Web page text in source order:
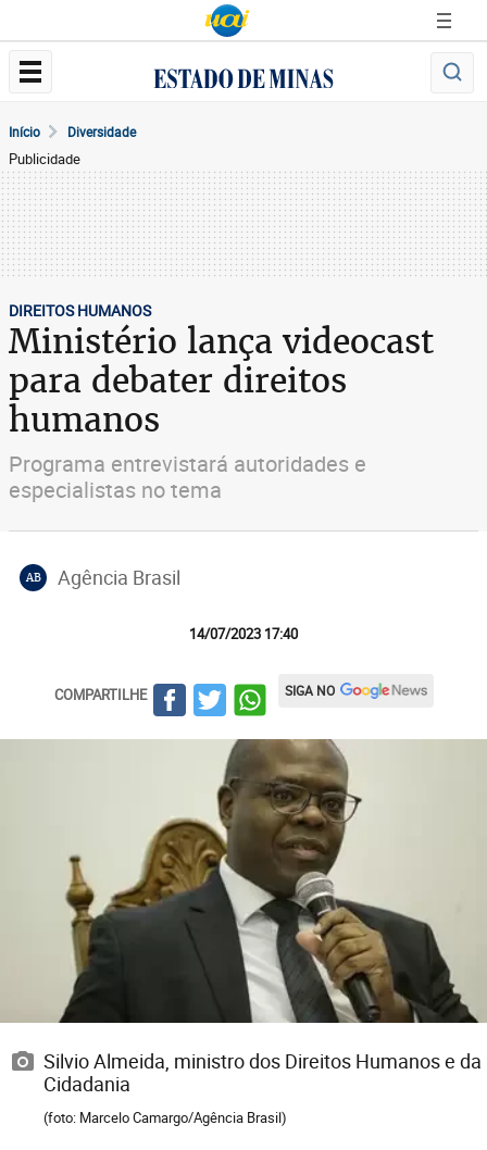
Início Diversidade
Publicidade
DIREITOS HUMANOS
Ministério lança videocast
para debater direitos
humanos
Programa entrevistará autoridades e
especialistas no tema
AB Agência Brasil
14/07/2023 17:40
COMPARTILHE SIGA NO
Silvio Almeida, ministro dos Direitos Humanos e da
Cidadania
(foto: Marcelo Camargo/Agência Brasil)